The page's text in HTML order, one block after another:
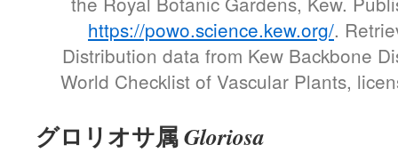
https://powo.science.kew.org/.
Distribution data from Kew Backbone
World Checklist of Vascular Plants,
グロリオサ属Gloriosa